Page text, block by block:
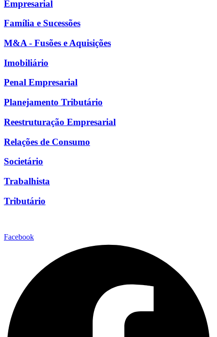
Empresarial
Família e Sucessões
M&A - Fusões e Aquisições
Imobiliário
Penal Empresarial
Planejamento Tributário
Reestruturação Empresarial
Relações de Consumo
Societário
Trabalhista
Tributário
Facebook